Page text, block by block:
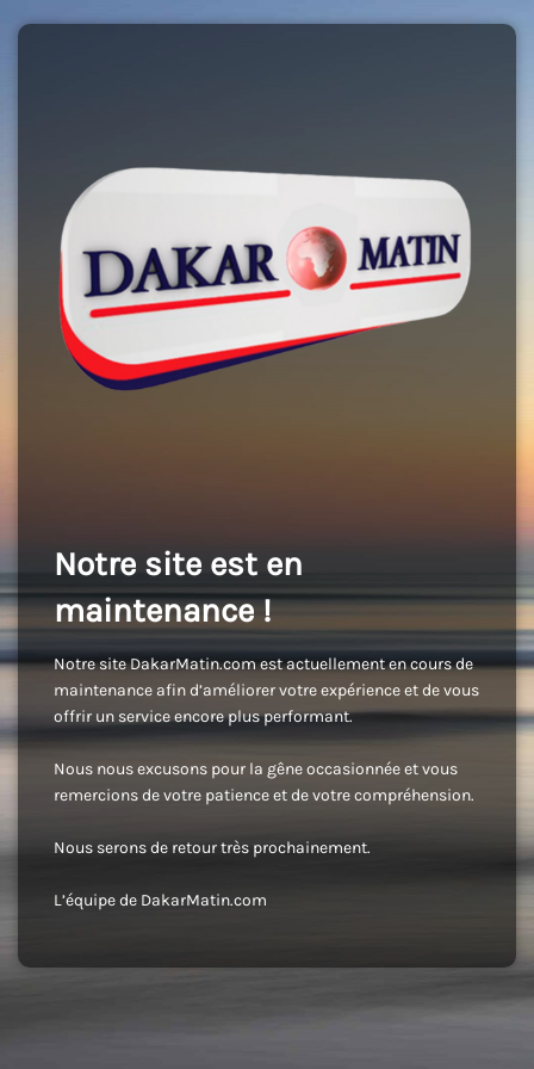
Notre site est en
maintenance !
Notre site DakarMatin.com est actuellement en cours de
maintenance afin d’améliorer votre expérience et de vous
offrir un service encore plus performant.
Nous nous excusons pour la gêne occasionnée et vous
remercions de votre patience et de votre compréhension.
Nous serons de retour très prochainement.
L’équipe de DakarMatin.com